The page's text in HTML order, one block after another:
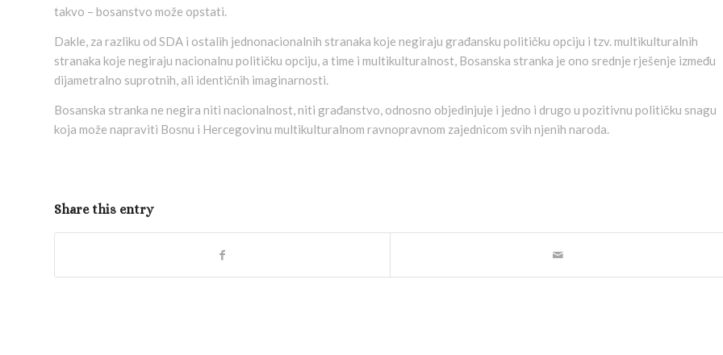
takvo – bosanstvo može opstati.
Dakle, za razliku od SDA i ostalih jednonacionalnih stranaka koje negiraju građansku političku opciju i tzv. multikulturalnih
stranaka koje negiraju nacionalnu političku opciju, a time i multikulturalnost, Bosanska stranka je ono srednje rješenje između
dijametralno suprotnih, ali identičnih imaginarnosti.
Bosanska stranka ne negira niti nacionalnost, niti građanstvo, odnosno objedinjuje i jedno i drugo u pozitivnu političku snagu
koja može napraviti Bosnu i Hercegovinu multikulturalnom ravnopravnom zajednicom svih njenih naroda.
Share this entry